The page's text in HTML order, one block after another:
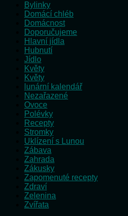
Bylinky
Domácí chléb
Domácnost
Doporučujeme
Hlavní jídla
Hubnutí
Jídlo
Květy
Květy
lunární kalendář
Nezařazené
Ovoce
Polévky
Recepty
Stromky
Uklízení s Lunou
Zábava
Zahrada
Zákusky
Zapomenuté recepty
Zdraví
Zelenina
Zvířata